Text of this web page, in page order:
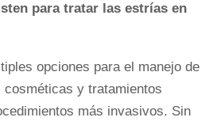
para tratar las estrías en
opciones para el manejo de
y tratamientos
más invasivos. Sin